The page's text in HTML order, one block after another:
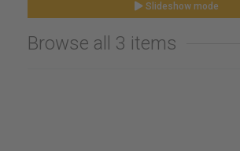
Slideshow mode
Browse all 3 items